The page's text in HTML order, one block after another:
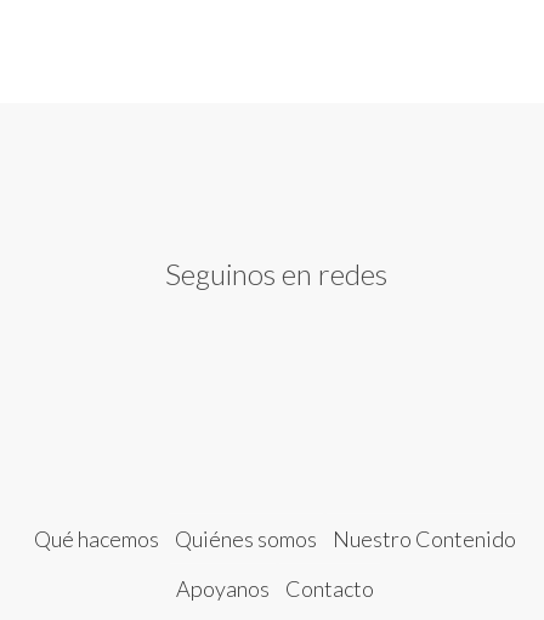
Seguinos en redes
Qué hacemos Quiénes somos
Nuestro Contenido
Apoyanos
Contacto